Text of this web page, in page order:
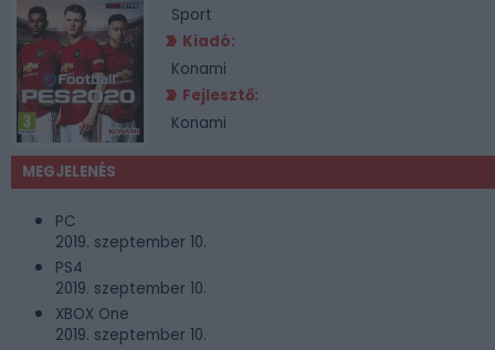
Sport
Kiadó:
Konami
Fejlesztő:
Konami
MEGJELENÉS
PC
2019. szeptember 10.
PS4
2019. szeptember 10.
XBOX One
2019. szeptember 10.